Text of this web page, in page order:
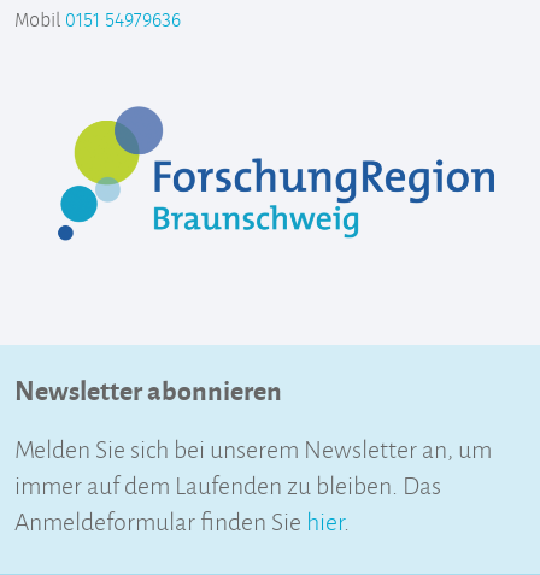
Mobil 0151 54979636
Newsletter abonnieren
Melden Sie sich bei unserem Newsletter an, um
immer auf dem Laufenden zu bleiben. Das
Anmeldeformular finden Sie hier.